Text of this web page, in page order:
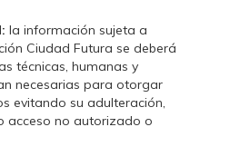
la información sujeta a
Ciudad Futura se deberá
técnicas, humanas y
necesarias para otorgar
evitando su adulteración,
acceso no autorizado o